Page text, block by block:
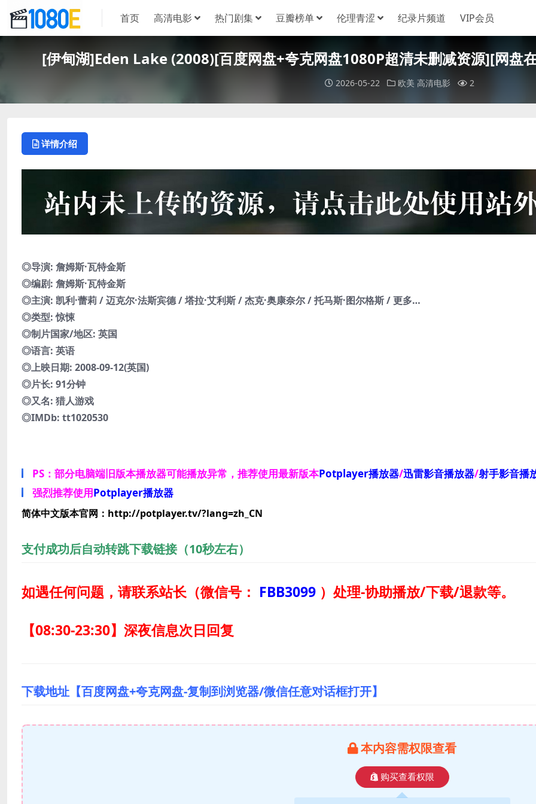
首页 高清电影 热门剧集 豆瓣榜单 伦理青涩 纪录片频道 VIP会员
[伊甸湖]Eden Lake (2008)[百度网盘+夸克网盘1080P超清未删减资源][网盘
2026-05-22 欧美 高清电影 2
详情介绍
◎导演: 詹姆斯·瓦特金斯
◎编剧: 詹姆斯·瓦特金斯
◎主演: 凯利·蕾莉 / 迈克尔·法斯宾德 / 塔拉·艾利斯 / 杰克·奥康奈尔 / 托马斯·图尔格斯 / 更多…
◎类型: 惊悚
◎制片国家/地区: 英国
◎语言: 英语
◎上映日期: 2008-09-12(英国)
◎片长: 91分钟
◎又名: 猎人游戏
◎IMDb: tt1020530
PS：部分电脑端旧版本播放器可能播放异常，推荐使用最新版本Potplayer播放器/迅雷影音播放器/射手影音播
强烈推荐使用Potplayer播放器
简体中文版本官网：http://potplayer.tv/?lang=zh_CN
支付成功后自动转跳下载链接（10秒左右）
如遇任何问题，请联系站长（微信号： FBB3099 ） 处理-协助播放/下载/退款等。
【08:30-23:30】深夜信息次日回复
下载地址【百度网盘+夸克网盘-复制到浏览器/微信任意对话框打开】
本内容需权限查看
购买查看权限